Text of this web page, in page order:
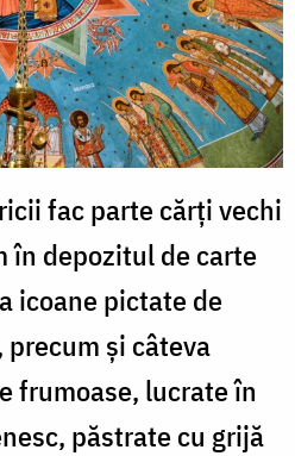
fac parte cărţi vechi
în depozitul de carte
icoane pictate de
precum şi câteva
frumoase, lucrate în
păstrate cu grijă